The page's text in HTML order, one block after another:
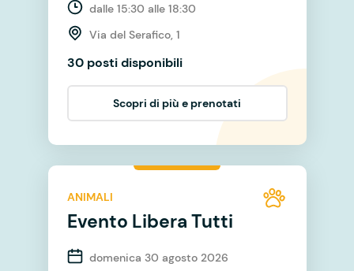
dalle 15:30 alle 18:30
Via del Serafico, 1
30 posti disponibili
Scopri di più e prenotati
ANIMALI
Evento Libera Tutti
domenica 30 agosto 2026